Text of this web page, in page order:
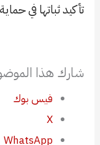
تأكيد ثباتها في
شارك هذا
فيس بوك
X
WhatsApp